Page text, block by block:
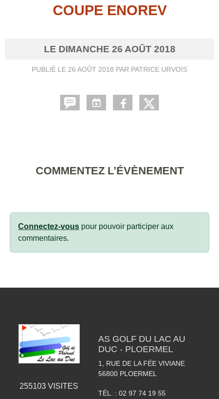
COUPE ENOREV
LE DIMANCHE 26 AOÛT 2018
PUBLIÉ LE 26 AOÛT 2018 PAR PATRICE URVOIS
COMMENTEZ L’ÉVÈNEMENT
Connectez-vous pour pouvoir participer aux
commentaires.
255103 VISITES
AS GOLF DU LAC AU
DUC - PLOERMEL
1, RUE DE LA FÉE VIVIANE
56800 PLOERMEL
TÉL. : 02 97 74 19 55